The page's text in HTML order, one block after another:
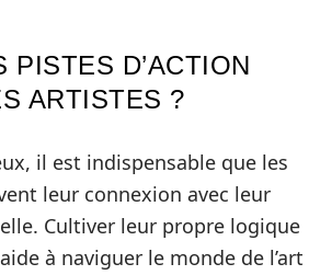
PISTES D’ACTION
ARTISTES ?
il est indispensable que les
leur connexion avec leur
Cultiver leur propre logique
à naviguer le monde de l’art